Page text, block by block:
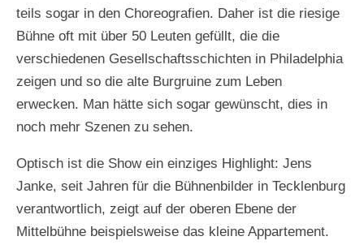
teils sogar in den Choreografien. Daher ist die riesige
Bühne oft mit über 50 Leuten gefüllt, die die
verschiedenen Gesellschaftsschichten in Philadelphia
zeigen und so die alte Burgruine zum Leben
erwecken. Man hätte sich sogar gewünscht, dies in
noch mehr Szenen zu sehen.
Optisch ist die Show ein einziges Highlight: Jens
Janke, seit Jahren für die Bühnenbilder in Tecklenburg
verantwortlich, zeigt auf der oberen Ebene der
Mittelbühne beispielsweise das kleine Appartement.
t t